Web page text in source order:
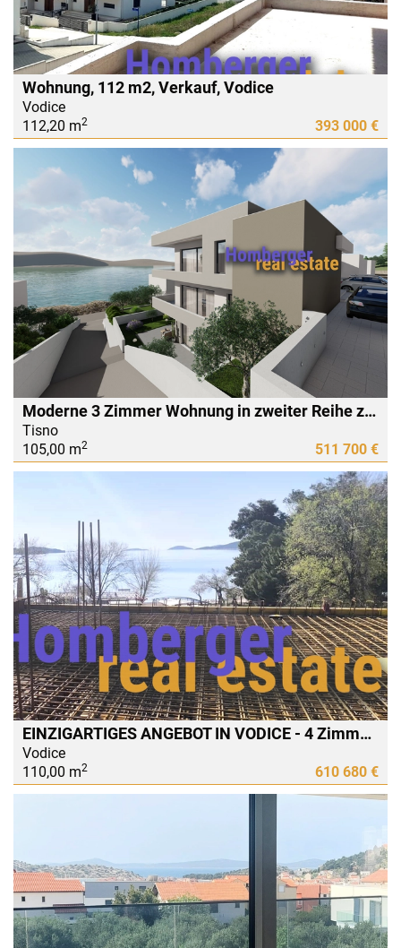
Wohnung, 112 m2, Verkauf, Vodice
Vodice
112,20 m2 393 000 €
Moderne 3 Zimmer Wohnung in zweiter Reihe zum Meer, mit eigener Garteneinteilung
Tisno
105,00 m2 511 700 €
EINZIGARTIGES ANGEBOT IN VODICE - 4 Zimmer WOHNUNG am Strand, erste Reihe zum Meer, keine Straße vor dem Strand
Vodice
110,00 m2 610 680 €